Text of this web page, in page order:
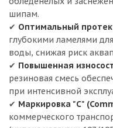
шипам.
✔ Оптимальный
глубокими ламелями
воды, снижая риск
✔ Повышенная
резиновая смесь
при интенсивной
✔ Маркировка "C"
коммерческого